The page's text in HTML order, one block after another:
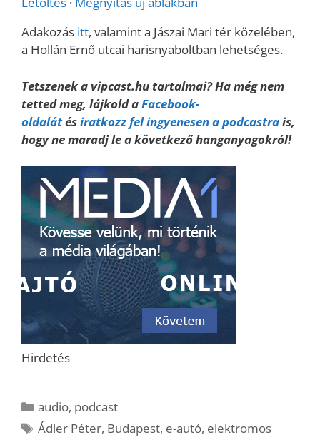
Adakozás itt, valamint a Jászai Mari tér közelében,
a Hollán Ernő utcai harisnyaboltban lehetséges.
Tetszenek a vipcast.hu tartalmai? Ha még nem
tetted meg, lájkold aFacebook-
oldalátésiratkozz fel ingyenesen a podcastrais,
hogy ne maradj le a következő hanganyagokról!
Hirdetés
Kategória
audio, podcast
Címkék
Ádler Péter, Budapest, e-autó, elektromos